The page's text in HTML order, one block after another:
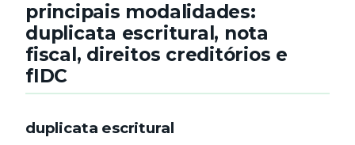
principais modalidades:
duplicata escritural, nota
fiscal, direitos creditórios e
fIDC
duplicata escritural